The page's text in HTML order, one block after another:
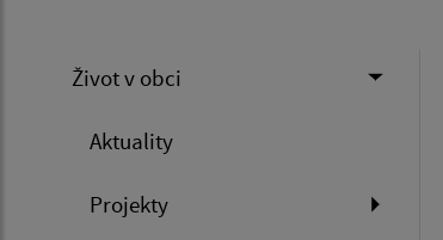
Život v obci
Aktuality
Projekty